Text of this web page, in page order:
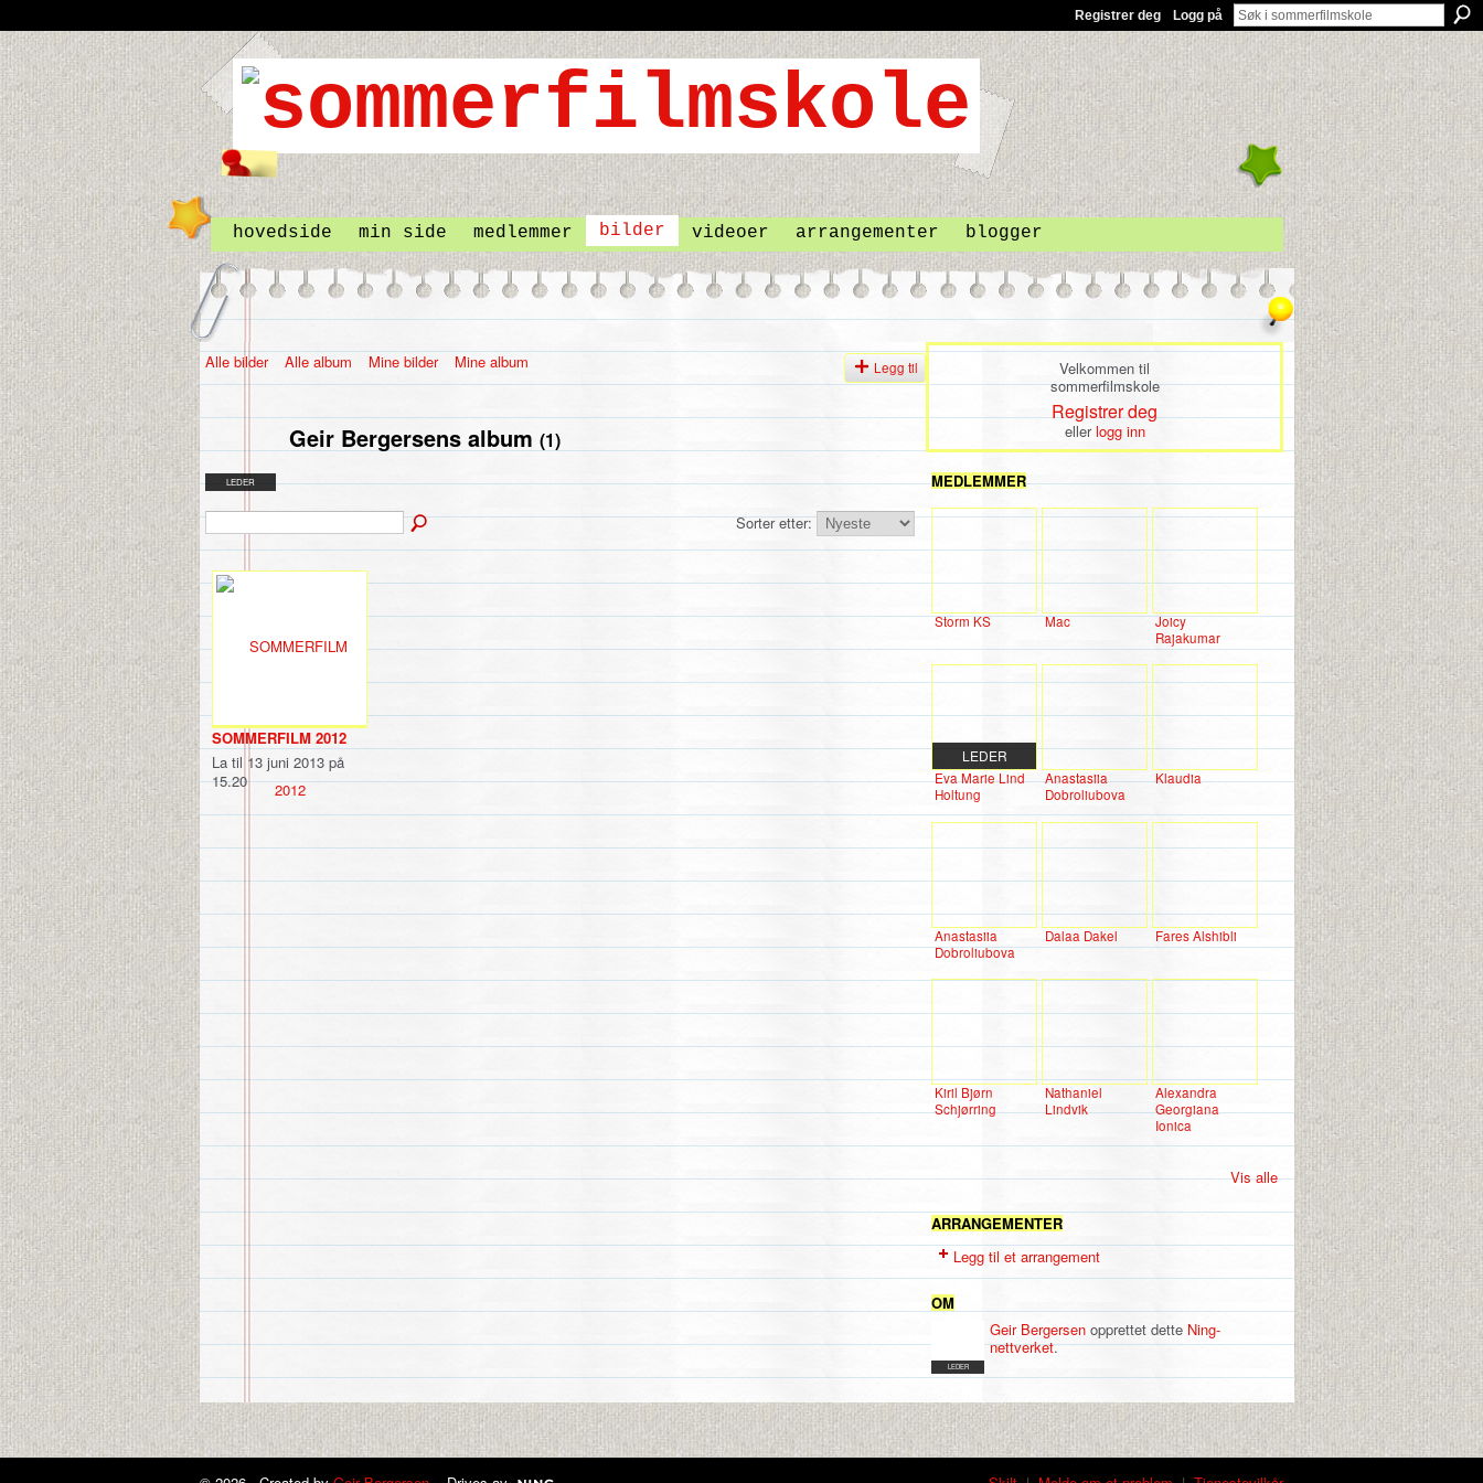
Registrer deg Logg på
hovedside min side medlemmer bilder videoer arrangementer blogger
Alle bilder Alle album Mine bilder Mine album Legg til
LEDER
Geir Bergersens album (1)
Sorter etter:
SOMMERFILM 2012
La til 13 juni 2013 på
15.20
Velkommen til
sommerfilmskole
Registrer deg
ellerlogg inn
MEDLEMMER
Storm KS Mac
Joicy
Rajakumar
LEDER
Eva Marie Lind
Holtung
Anastasiia
Dobroliubova
Klaudia
Anastasiia
Dobroliubova
Dalaa Dakel Fares Alshibli
Kiril Bjørn
Schjørring
Nathaniel
Lindvik
Alexandra
Georgiana
Ionica
Vis alle
ARRANGEMENTER
Legg til et arrangement
OM
LEDER
Geir Bergersen opprettet dette Ning-
nettverket.